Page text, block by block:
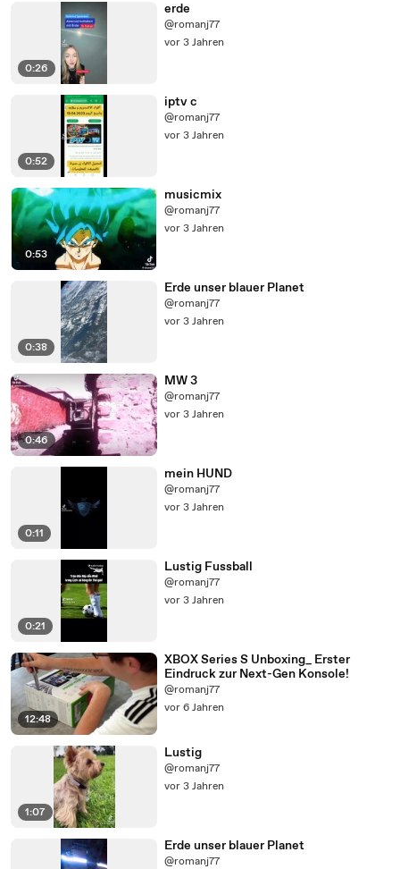
0:26
erde
@romanj77
vor 3 Jahren
0:52
iptv c
@romanj77
vor 3 Jahren
0:53
musicmix
@romanj77
vor 3 Jahren
0:38
Erde unser blauer Planet
@romanj77
vor 3 Jahren
0:46
MW 3
@romanj77
vor 3 Jahren
0:11
mein HUND
@romanj77
vor 3 Jahren
0:21
Lustig Fussball
@romanj77
vor 3 Jahren
12:48
XBOX Series S Unboxing_ Erster
Eindruck zur Next-Gen Konsole!
@romanj77
vor 6 Jahren
1:07
Lustig
@romanj77
vor 3 Jahren
Erde unser blauer Planet
@romanj77